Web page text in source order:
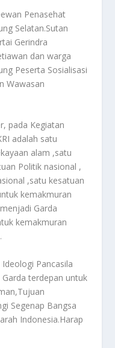
Penasehat
Selatan.Sutan
Gerindra
dan warga
Peserta Sosialisasi
Wawasan
pada Kegiatan
adalah satu
alam ,satu
Politik nasional ,
,satu kesatuan
kemakmuran
Garda
kemakmuran
Pancasila
terdepan untuk
Segenap Bangsa
Indonesia.Harap